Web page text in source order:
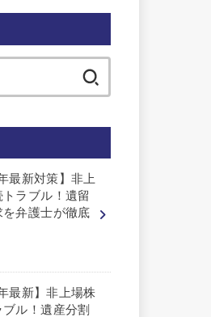
最新対策】非上
ラブル！遺留
弁護士が徹底
最新】非上場株
ル！遺産分割